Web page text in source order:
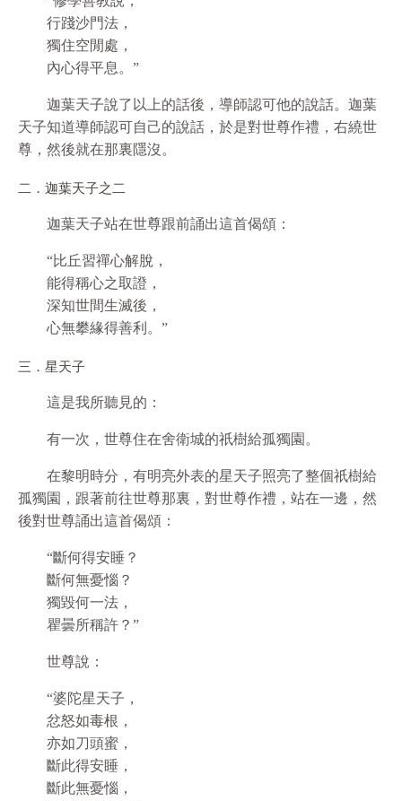
行踐沙門法，
獨住空閒處，
內心得平息。”
迦葉天子說了以上的話後，導師認可他的說話。迦葉
天子知道導師認可自己的說話，於是對世尊作禮，右繞世
尊，然後就在那裏隱沒。
二．迦葉天子之二
迦葉天子站在世尊跟前誦出這首偈頌：
“比丘習禪心解脫，
能得稱心之取證，
深知世間生滅後，
心無攀緣得善利。”
三．星天子
這是我所聽見的：
有一次，世尊住在舍衛城的祇樹給孤獨園。
在黎明時分，有明亮外表的星天子照亮了整個祇樹給
孤獨園，跟著前往世尊那裏，對世尊作禮，站在一邊，然
後對世尊誦出這首偈頌：
“斷何得安睡？
斷何無憂惱？
獨毀何一法，
瞿曇所稱許？”
世尊說：
“婆陀星天子，
忿怒如毒根，
亦如刀頭蜜，
斷此得安睡，
斷此無憂惱，